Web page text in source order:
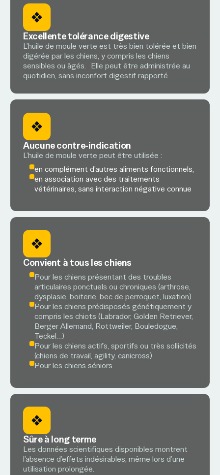
Excellente tolérance digestive
L’huile de moule verte est très bien tolérée et bien
digérée par les chiens, y compris les chiens
sensibles ou âgés. Elle peut être administrée au
quotidien, sans inconfort digestif rapporté.
Aucune contre-indication
L’huile de moule verte peut être utilisée :
en complément d’autres aliments fonctionnels,
en association avec des traitements
vétérinaires, sans interaction négative connue
Convient à tous les chiens
Pour les chiens présentant des troubles
articulaires ponctuels ou chroniques (arthrose,
dysplasie, boiterie, bec de perroquet, luxation)
Pour les chiens prédisposés génétiquement y
compris les chiots (Labrador, Golden Retriever,
Berger Allemand, Rottweiler, Bouledogue,
Teckel…)
Pour les chiens actifs, sportifs ou très sollicités
(chiens de travail, agility, canicross)
Pour les chiens séniors
Sûre à long terme
Les données scientifiques disponibles montrent
l’absence d’effets indésirables, même lors d’une
utilisation prolongée.